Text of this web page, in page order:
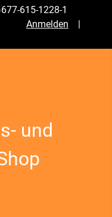
615-1228-1
Anmelden |
und